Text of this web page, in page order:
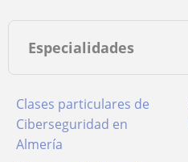
Especialidades
Clases particulares de
Ciberseguridad en
Almería